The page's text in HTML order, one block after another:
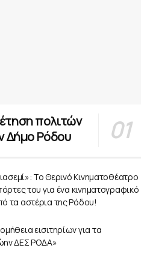
πολιτών
Δήμο Ρόδου
Το Θερινό Κινηματοθέατρο
του για ένα κινηματογραφικό
τα αστέρια της Ρόδου!
εισιτηρίων για τα
ΔΕΣ ΡΟΔΑ»